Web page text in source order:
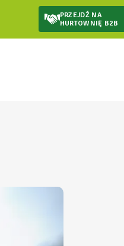
PRZEJDŹ NA
HURTOWNIĘ B2B